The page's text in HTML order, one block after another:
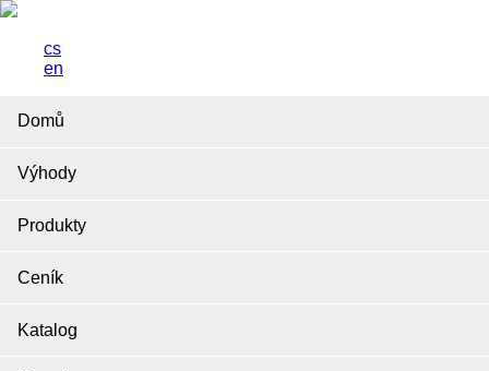
cs
en
Domů
Výhody
Produkty
Ceník
Katalog